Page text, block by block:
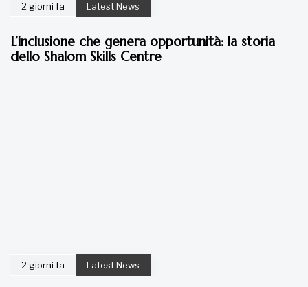
2 giorni fa Latest News
L’inclusione che genera opportunità: la storia
dello Shalom Skills Centre
2 giorni fa Latest News